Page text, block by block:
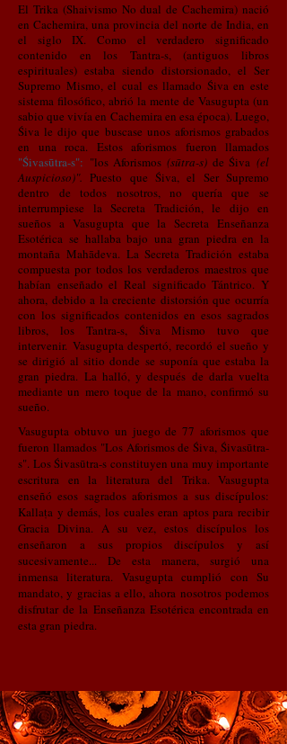
El Trika (Shaivismo No dual de Cachemira) nació
en Cachemira, una provincia del norte de India, en
el siglo IX. Como el verdadero significado
contenido en los Tantra-s, (antiguos libros
espirituales) estaba siendo distorsionado, el Ser
Supremo Mismo, el cual es llamado Śiva en este
sistema filosófico, abrió la mente de Vasugupta (un
sabio que vivía en Cachemira en esa época). Luego,
Śiva le dijo que buscase unos aforismos grabados
en una roca. Estos aforismos fueron llamados
"Śivasūtra-s": "los Aforismos (sūtra-s) de Śiva (el
Auspicioso)". Puesto que Śiva, el Ser Supremo
dentro de todos nosotros, no quería que se
interrumpiese la Secreta Tradición, le dijo en
sueños a Vasugupta que la Secreta Enseñanza
Esotérica se hallaba bajo una gran piedra en la
montaña Mahādeva. La Secreta Tradición estaba
compuesta por todos los verdaderos maestros que
habían enseñado el Real significado Tántrico. Y
ahora, debido a la creciente distorsión que ocurría
con los significados contenidos en esos sagrados
libros, los Tantra-s, Śiva Mismo tuvo que
intervenir. Vasugupta despertó, recordó el sueño y
se dirigió al sitio donde se suponía que estaba la
gran piedra. La halló, y después de darla vuelta
mediante un mero toque de la mano, confirmó su
sueño.
Vasugupta obtuvo un juego de 77 aforismos que
fueron llamados "Los Aforismos de Śiva, Śivasūtra-
s". Los Śivasūtra-s constituyen una muy importante
escritura en la literatura del Trika. Vasugupta
enseñó esos sagrados aforismos a sus discípulos:
Kallaṭa y demás, los cuales eran aptos para recibir
Gracia Divina. A su vez, estos discípulos los
enseñaron a sus propios discípulos y así
sucesivamente... De esta manera, surgió una
inmensa literatura. Vasugupta cumplió con Su
mandato, y gracias a ello, ahora nosotros podemos
disfrutar de la Enseñanza Esotérica encontrada en
esta gran piedra.